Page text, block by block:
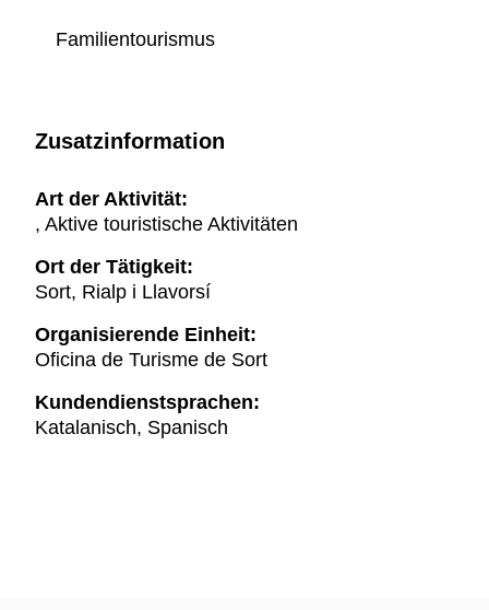
Familientourismus
Zusatzinformation
Art der Aktivität:
, Aktive touristische Aktivitäten
Ort der Tätigkeit:
Sort, Rialp i Llavorsí
Organisierende Einheit:
Oficina de Turisme de Sort
Kundendienstsprachen:
Katalanisch, Spanisch